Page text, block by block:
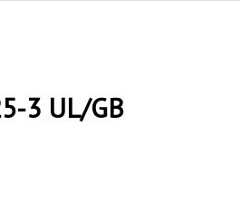
3 UL/GB